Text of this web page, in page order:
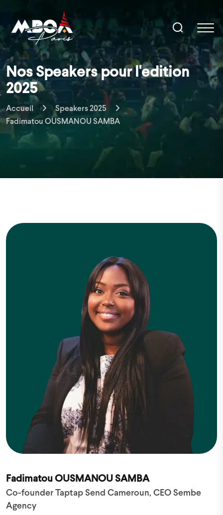
Nos Speakers pour l'edition
2025
Accueil
Speakers 2025
Fadimatou OUSMANOU SAMBA
Fadimatou OUSMANOU SAMBA
Co-founder Taptap Send Cameroun, CEO Sembe
Agency